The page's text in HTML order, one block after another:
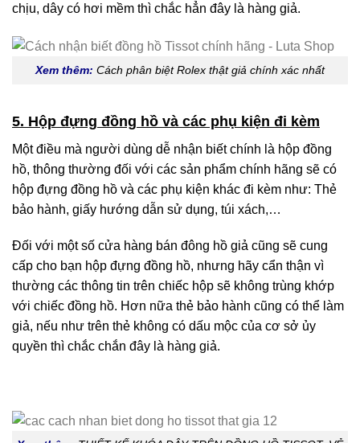
chịu, dây có hơi mềm thì chắc hẳn đây là hàng giả.
Xem thêm: Cách phân biệt Rolex thật giả chính xác nhất
5. Hộp đựng đồng hồ và các phụ kiện đi kèm
Một điều mà người dùng dễ nhận biết chính là hộp đồng
hồ, thông thường đối với các sản phẩm chính hãng sẽ có
hộp đựng đồng hồ và các phụ kiện khác đi kèm như: Thẻ
bảo hành, giấy hướng dẫn sử dụng, túi xách,…
Đối với một số cửa hàng bán đông hồ giả cũng sẽ cung
cấp cho bạn hộp đựng đồng hồ, nhưng hãy cẩn thận vì
thường các thông tin trên chiếc hộp sẽ không trùng khớp
với chiếc đồng hồ. Hơn nữa thẻ bảo hành cũng có thể làm
giả, nếu như trên thẻ không có dấu mộc của cơ sở ủy
quyền thì chắc chắn đây là hàng giả.